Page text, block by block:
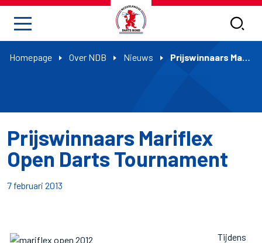
Homepage Over NDB Nieuws Prijswinnaars Mariflex Open Darts Tournament
Prijswinnaars Mariflex
Open Darts Tournament
7 februari 2013
Tijdens